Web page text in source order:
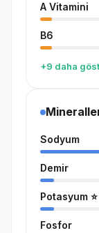
A Vitamini
B6
+9 daha
Sodyum
Demir
Potasyum ⭐
Fosfor